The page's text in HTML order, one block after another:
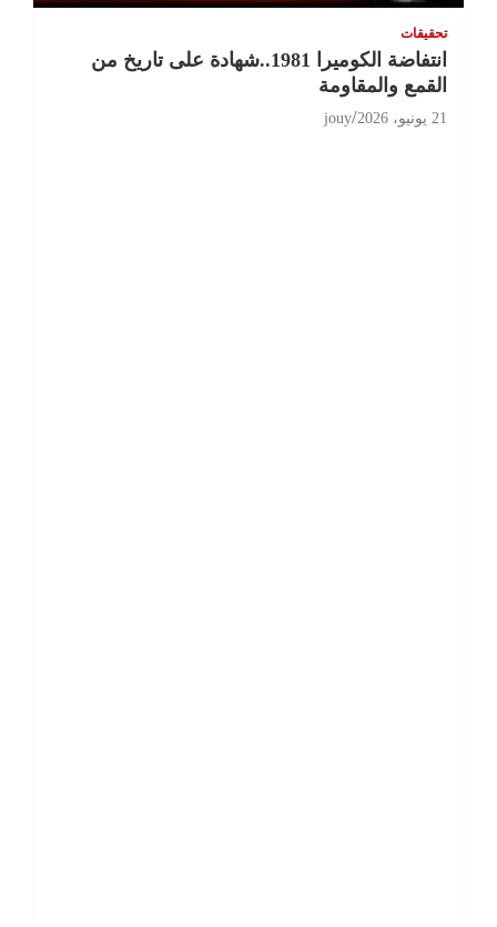
تحقيقات
انتفاضة الكوميرا 1981..شهادة على تاريخ من
القمع والمقاومة
21 يونيو، 2026 jouy